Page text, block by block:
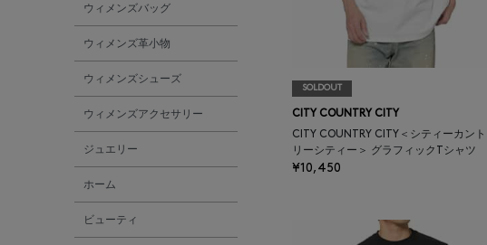
GHERARDI
ALL THE WAYS TO SAY
ALPO
ALTEA
ウィメンズバッグ
ウィメンズ革小物
ウィメンズシューズ
ウィメンズアクセサリー
ジュエリー
ホーム
ビューティ
SOLDOUT
CITY COUNTRY CITY
CITY COUNTRY CITY＜シティーカント
リーシティー＞ グラフィックTシャツ
¥10,450